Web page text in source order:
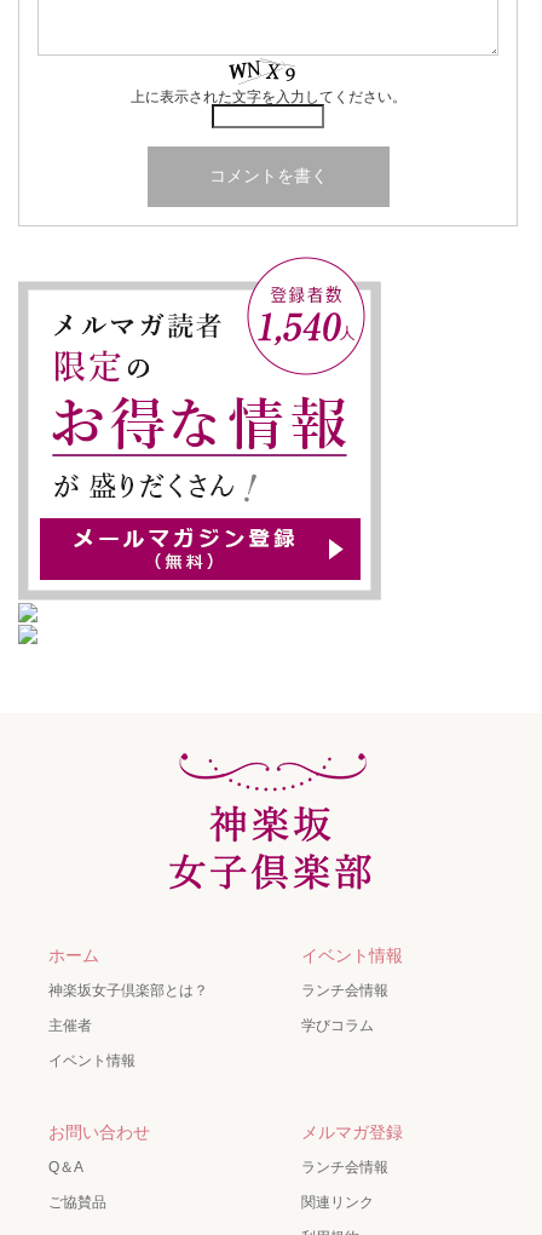
上に表示された文字を入力してください。
ホーム
神楽坂女子倶楽部とは？
主催者
イベント情報
イベント情報
ランチ会情報
学びコラム
お問い合わせ
Q＆A
ご協賛品
メルマガ登録
ランチ会情報
関連リンク